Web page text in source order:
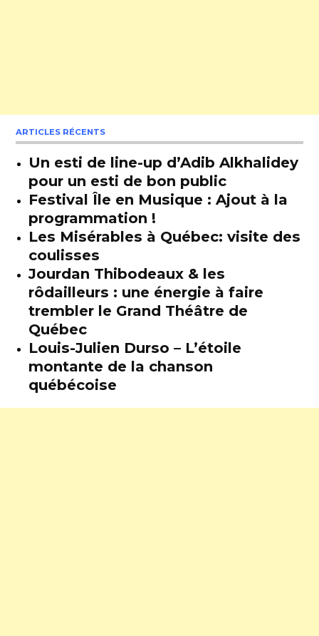
ARTICLES RÉCENTS
Un esti de line-up d’Adib Alkhalidey
pour un esti de bon public
Festival Île en Musique : Ajout à la
programmation !
Les Misérables à Québec: visite des
coulisses
Jourdan Thibodeaux & les
rôdailleurs : une énergie à faire
trembler le Grand Théâtre de
Québec
Louis-Julien Durso – L’étoile
montante de la chanson
québécoise